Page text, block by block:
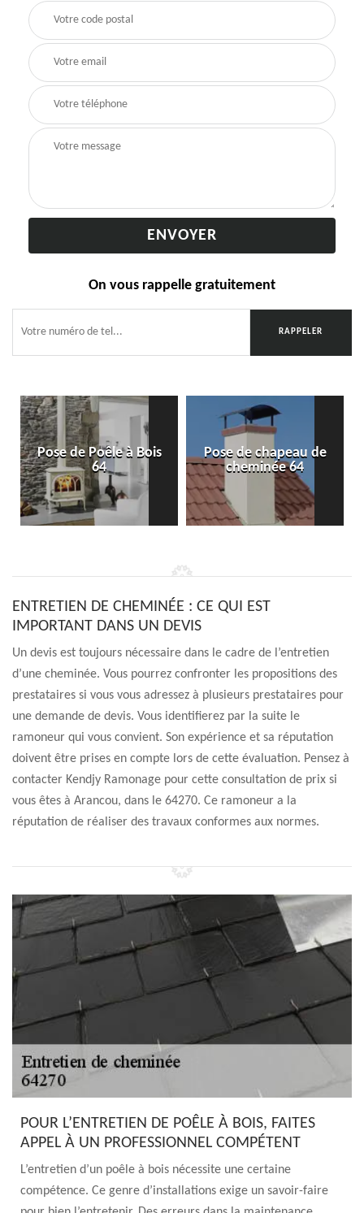
On vous rappelle gratuitement
Pose de Poêle à Bois
64
Pose de chapeau de
cheminée 64
ENTRETIEN DE CHEMINÉE : CE QUI EST
IMPORTANT DANS UN DEVIS
Un devis est toujours nécessaire dans le cadre de l’entretien
d’une cheminée. Vous pourrez confronter les propositions des
prestataires si vous vous adressez à plusieurs prestataires pour
une demande de devis. Vous identifierez par la suite le
ramoneur qui vous convient. Son expérience et sa réputation
doivent être prises en compte lors de cette évaluation. Pensez à
contacter Kendjy Ramonage pour cette consultation de prix si
vous êtes à Arancou, dans le 64270. Ce ramoneur a la
réputation de réaliser des travaux conformes aux normes.
POUR L’ENTRETIEN DE POÊLE À BOIS, FAITES
APPEL À UN PROFESSIONNEL COMPÉTENT
L’entretien d’un poêle à bois nécessite une certaine
compétence. Ce genre d’installations exige un savoir-faire